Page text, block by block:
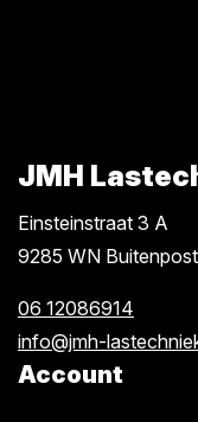
JMH
Einsteinstraat 3 A
9285 WN Buitenpost
06 12086914
info@jmh-
Account